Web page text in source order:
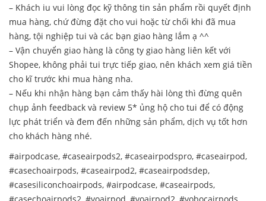
– Khách iu vui lòng đọc kỹ thông tin sản phẩm rồi quyết định
mua hàng, chứ đừng đặt cho vui hoặc từ chối khi đã mua
hàng, tội nghiệp tui và các bạn giao hàng lắm ạ ^^
– Vận chuyển giao hàng là công ty giao hàng liên kết với
Shopee, không phải tui trực tiếp giao, nên khách xem giá tiền
cho kĩ trước khi mua hàng nha.
– Nếu khi nhận hàng bạn cảm thấy hài lòng thì đừng quên
chụp ảnh feedback và review 5* ủng hộ cho tui để có động
lực phát triển và đem đến những sản phẩm, dịch vụ tốt hơn
cho khách hàng nhé.
#airpodcase, #caseairpods2, #caseairpodspro, #caseairpod,
#casechoairpods, #caseairpod2, #caseairpodsdep,
#casesiliconchoairpods, #airpodcase, #caseairpods,